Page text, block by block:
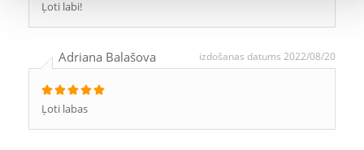
Ļoti labi!
Adriana Balašova izdošanas datums 2022/08/20
Ļoti labas